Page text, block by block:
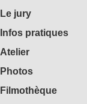
Le jury
Infos pratiques
Atelier
Photos
Filmothèque